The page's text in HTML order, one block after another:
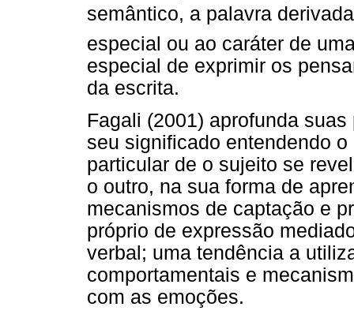
semântico, a palavra
especial ou ao caráter de
especial de exprimir os
da escrita.
Fagali (2001) aprofunda
seu significado entendendo
particular de o sujeito se
o outro, na sua forma de
mecanismos de captação e
próprio de expressão
verbal; uma tendência a
comportamentais e
com as emoções.